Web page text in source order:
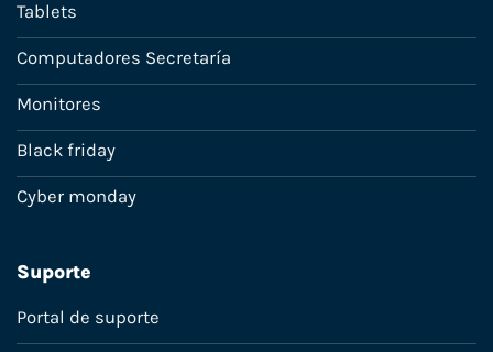
Tablets
Computadores Secretaría
Monitores
Black friday
Cyber monday
Suporte
Portal de suporte